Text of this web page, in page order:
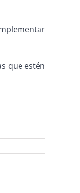
que estén